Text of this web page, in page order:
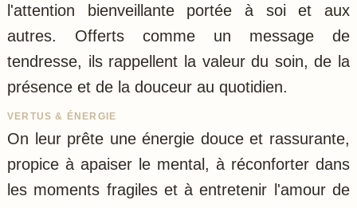
l'attention bienveillante portée à soi et aux
autres. Offerts comme un message de
tendresse, ils rappellent la valeur du soin, de la
présence et de la douceur au quotidien.
VERTUS & ÉNERGIE
On leur prête une énergie douce et rassurante,
propice à apaiser le mental, à réconforter dans
les moments fragiles et à entretenir l'amour de